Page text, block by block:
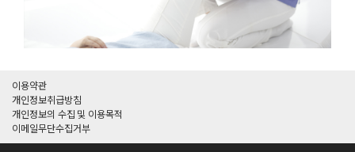
이용약관
개인정보취급방침
개인정보의 수집 및 이용목적
이메일무단수집거부